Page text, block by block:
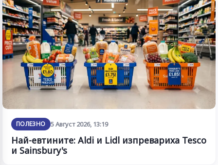
ПОЛЕЗНО 5 Август 2026, 13:19
Най-евтините: Aldi и Lidl изпревариха Tesco
и Sainsbury's